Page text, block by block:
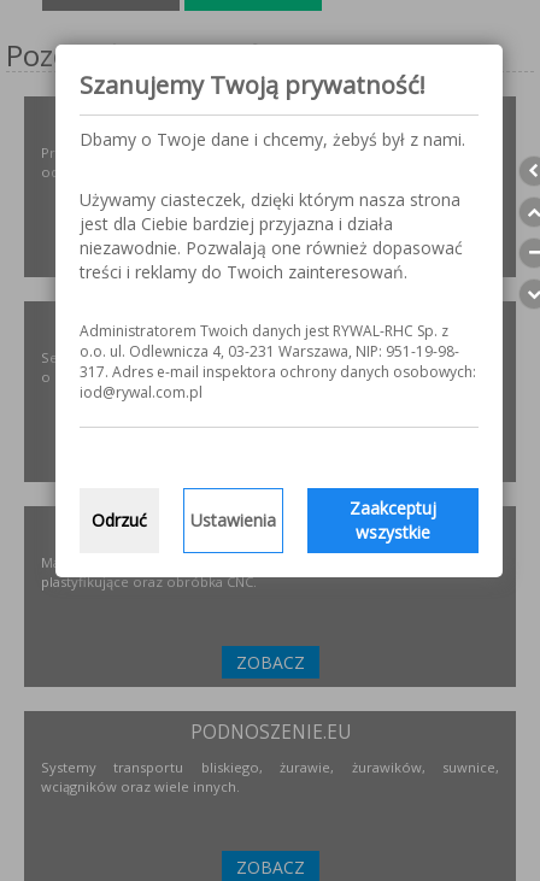
Pozostałe serwisy firmy
ODPYLAMY.PL
Projektowanie i dobór, montaż, serwis instalacji i urządzeń
odpylających dla różnych gałęzi przemysłu.
ZOBACZ
SZLIFOWANIE.INFO
Serwis internetowy poświęcony obróbce stali nierdzewnej. Wszystko
o materiałach, urządzeniach i technologiach.
ELKREM.COM.PL
Materiały i urządzenia do napawania i regeneracji. Układy
plastyfikujące oraz obróbka CNC.
ZOBACZ
PODNOSZENIE.EU
Systemy transportu bliskiego, żurawie, żurawików, suwnice,
wciągników oraz wiele innych.
ZOBACZ
Szanujemy Twoją prywatność!
Dbamy o Twoje dane i chcemy, żebyś był z nami.
Używamy ciasteczek, dzięki którym nasza strona
jest dla Ciebie bardziej przyjazna i działa
niezawodnie. Pozwalają one również dopasować
treści i reklamy do Twoich zainteresowań.
Administratorem Twoich danych jest RYWAL-RHC Sp. z
o.o. ul. Odlewnicza 4, 03-231 Warszawa, NIP: 951-19-98-
317. Adres e-mail inspektora ochrony danych osobowych:
iod@rywal.com.pl
Odrzuć Ustawienia
Zaakceptuj
wszystkie